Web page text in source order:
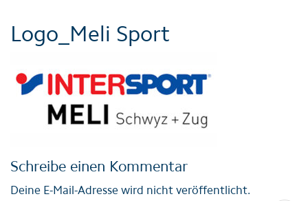
Logo_Meli Sport
Schreibe einen Kommentar
Deine E-Mail-Adresse wird nicht veröffentlicht.